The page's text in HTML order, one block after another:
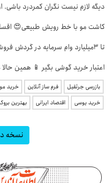
دیگه لازم نیست نگران کمردرد باشی.
کاشت مو با خط رویش طبیعی😍
تا 3میلیارد وام سرمایه در گردش فروشندگان => فروشگاهت رو ثبت کن
اعتبار خرید گوشی بگیر 📱 همین
بازرسی جرثقیل فرم ساز آنلاین خرید
خرید یوسی
اقتصاد ایرانی بهترین
نسخه